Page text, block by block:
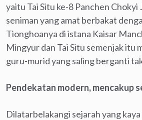
yaitu Tai Situ ke-8 Panchen Chokyi
seniman yang amat berbakat
Tionghoanya di istana Kaisar
Mingyur dan Tai Situ semenjak itu
guru-murid yang saling berganti
Pendekatan modern, mencakup
Dilatarbelakangi sejarah yang